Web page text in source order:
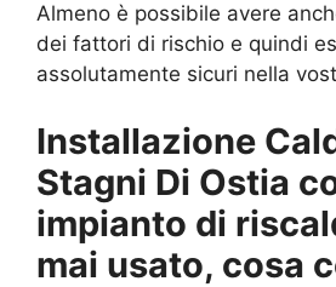
Almeno è possibile avere
dei fattori di rischio e quindi
assolutamente sicuri nella
Installazione
Stagni Di Ostia
impianto di
mai usato, cosa